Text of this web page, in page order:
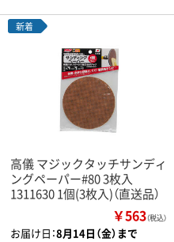
新着
高儀 マジックタッチサンディ
ングペーパー#80 3枚入
1311630 1個(3枚入)（直送品）
￥563（税込）
お届け日：8月14日（金）まで